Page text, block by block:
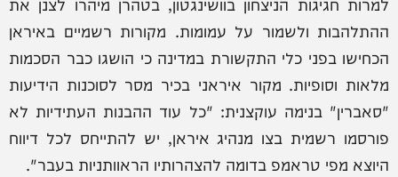
ההתלהבות ולשמור על עמומות. מקורות רשמיים באיראן
הכחישו בפני כלי התקשורת במדינה כי הושגו כבר הסכמות
מלאות וסופיות. מקור איראני בכיר מסר לסוכנות הידיעות
"סאברין" בנימה עוקצנית: "כל עוד ההבנות העתידיות לא
פורסמו רשמית בצו מנהיג איראן, יש להתייחס לכל דיווח
היוצא מפי טראמפ בדומה להצהרותיו הראוותניות בעבר".